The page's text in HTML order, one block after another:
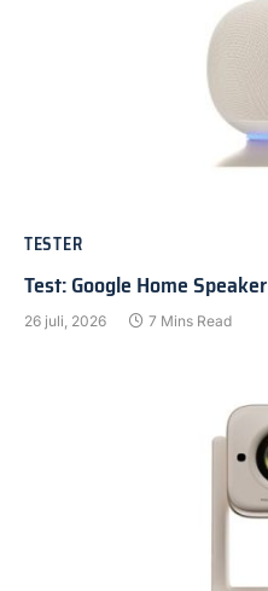
TESTER
Test: Google Home Speaker
26 juli, 2026 7 Mins Read